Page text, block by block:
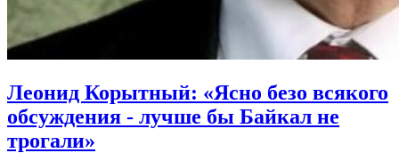
Леонид Корытный: «Ясно безо всякого
обсуждения - лучше бы Байкал не
трогали»